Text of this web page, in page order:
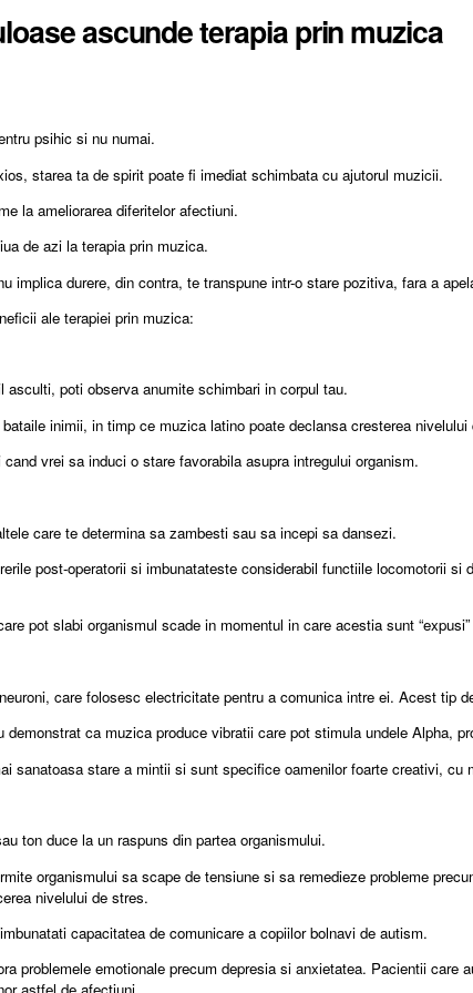
ascunde terapia prin muzica
psihic si nu numai.
starea ta de spirit poate fi imediat schimbata cu ajutorul muzicii.
la ameliorarea diferitelor afectiuni.
de azi la terapia prin muzica.
implica durere, din contra, te transpune intr-o stare pozitiva, fara a
ale terapiei prin muzica:
poti observa anumite schimbari in corpul tau.
inimii, in timp ce muzica latino poate declansa cresterea
vrei sa induci o stare favorabila asupra intregului organism.
care te determina sa zambesti sau sa incepi sa dansezi.
post-operatorii si imbunatateste considerabil functiile locomotorii
pot slabi organismul scade in momentul in care acestia sunt
care folosesc electricitate pentru a comunica intre ei. Acest tip
demonstrat ca muzica produce vibratii care pot stimula undele Alpha,
sanatoasa stare a mintii si sunt specifice oamenilor foarte creativi, cu
ton duce la un raspuns din partea organismului.
organismului sa scape de tensiune si sa remedieze probleme
nivelului de stres.
capacitatea de comunicare a copiilor bolnavi de autism.
problemele emotionale precum depresia si anxietatea. Pacientii